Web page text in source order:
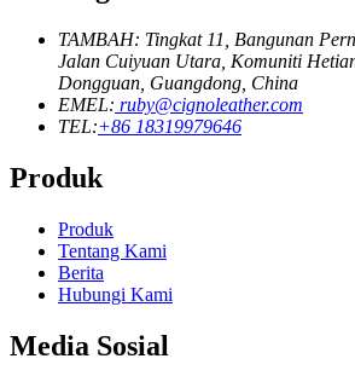
TAMBAH: Tingkat 11, Bangunan
Jalan Cuiyuan Utara, Komuniti
Dongguan, Guangdong, China
EMEL: ruby@cignoleather.com
TEL:+86 18319979646
Produk
Produk
Tentang Kami
Berita
Hubungi Kami
Media Sosial